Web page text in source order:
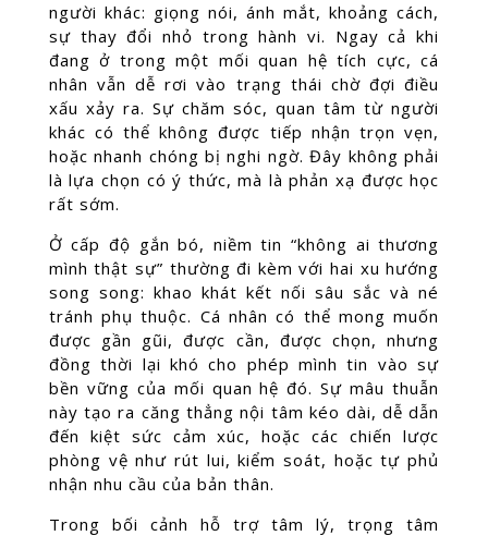
người khác: giọng nói, ánh mắt, khoảng cách,
sự thay đổi nhỏ trong hành vi. Ngay cả khi
đang ở trong một mối quan hệ tích cực, cá
nhân vẫn dễ rơi vào trạng thái chờ đợi điều
xấu xảy ra. Sự chăm sóc, quan tâm từ người
khác có thể không được tiếp nhận trọn vẹn,
hoặc nhanh chóng bị nghi ngờ. Đây không phải
là lựa chọn có ý thức, mà là phản xạ được học
rất sớm.
Ở cấp độ gắn bó, niềm tin “không ai thương
mình thật sự” thường đi kèm với hai xu hướng
song song: khao khát kết nối sâu sắc và né
tránh phụ thuộc. Cá nhân có thể mong muốn
được gần gũi, được cần, được chọn, nhưng
đồng thời lại khó cho phép mình tin vào sự
bền vững của mối quan hệ đó. Sự mâu thuẫn
này tạo ra căng thẳng nội tâm kéo dài, dễ dẫn
đến kiệt sức cảm xúc, hoặc các chiến lược
phòng vệ như rút lui, kiểm soát, hoặc tự phủ
nhận nhu cầu của bản thân.
Trong bối cảnh hỗ trợ tâm lý, trọng tâm